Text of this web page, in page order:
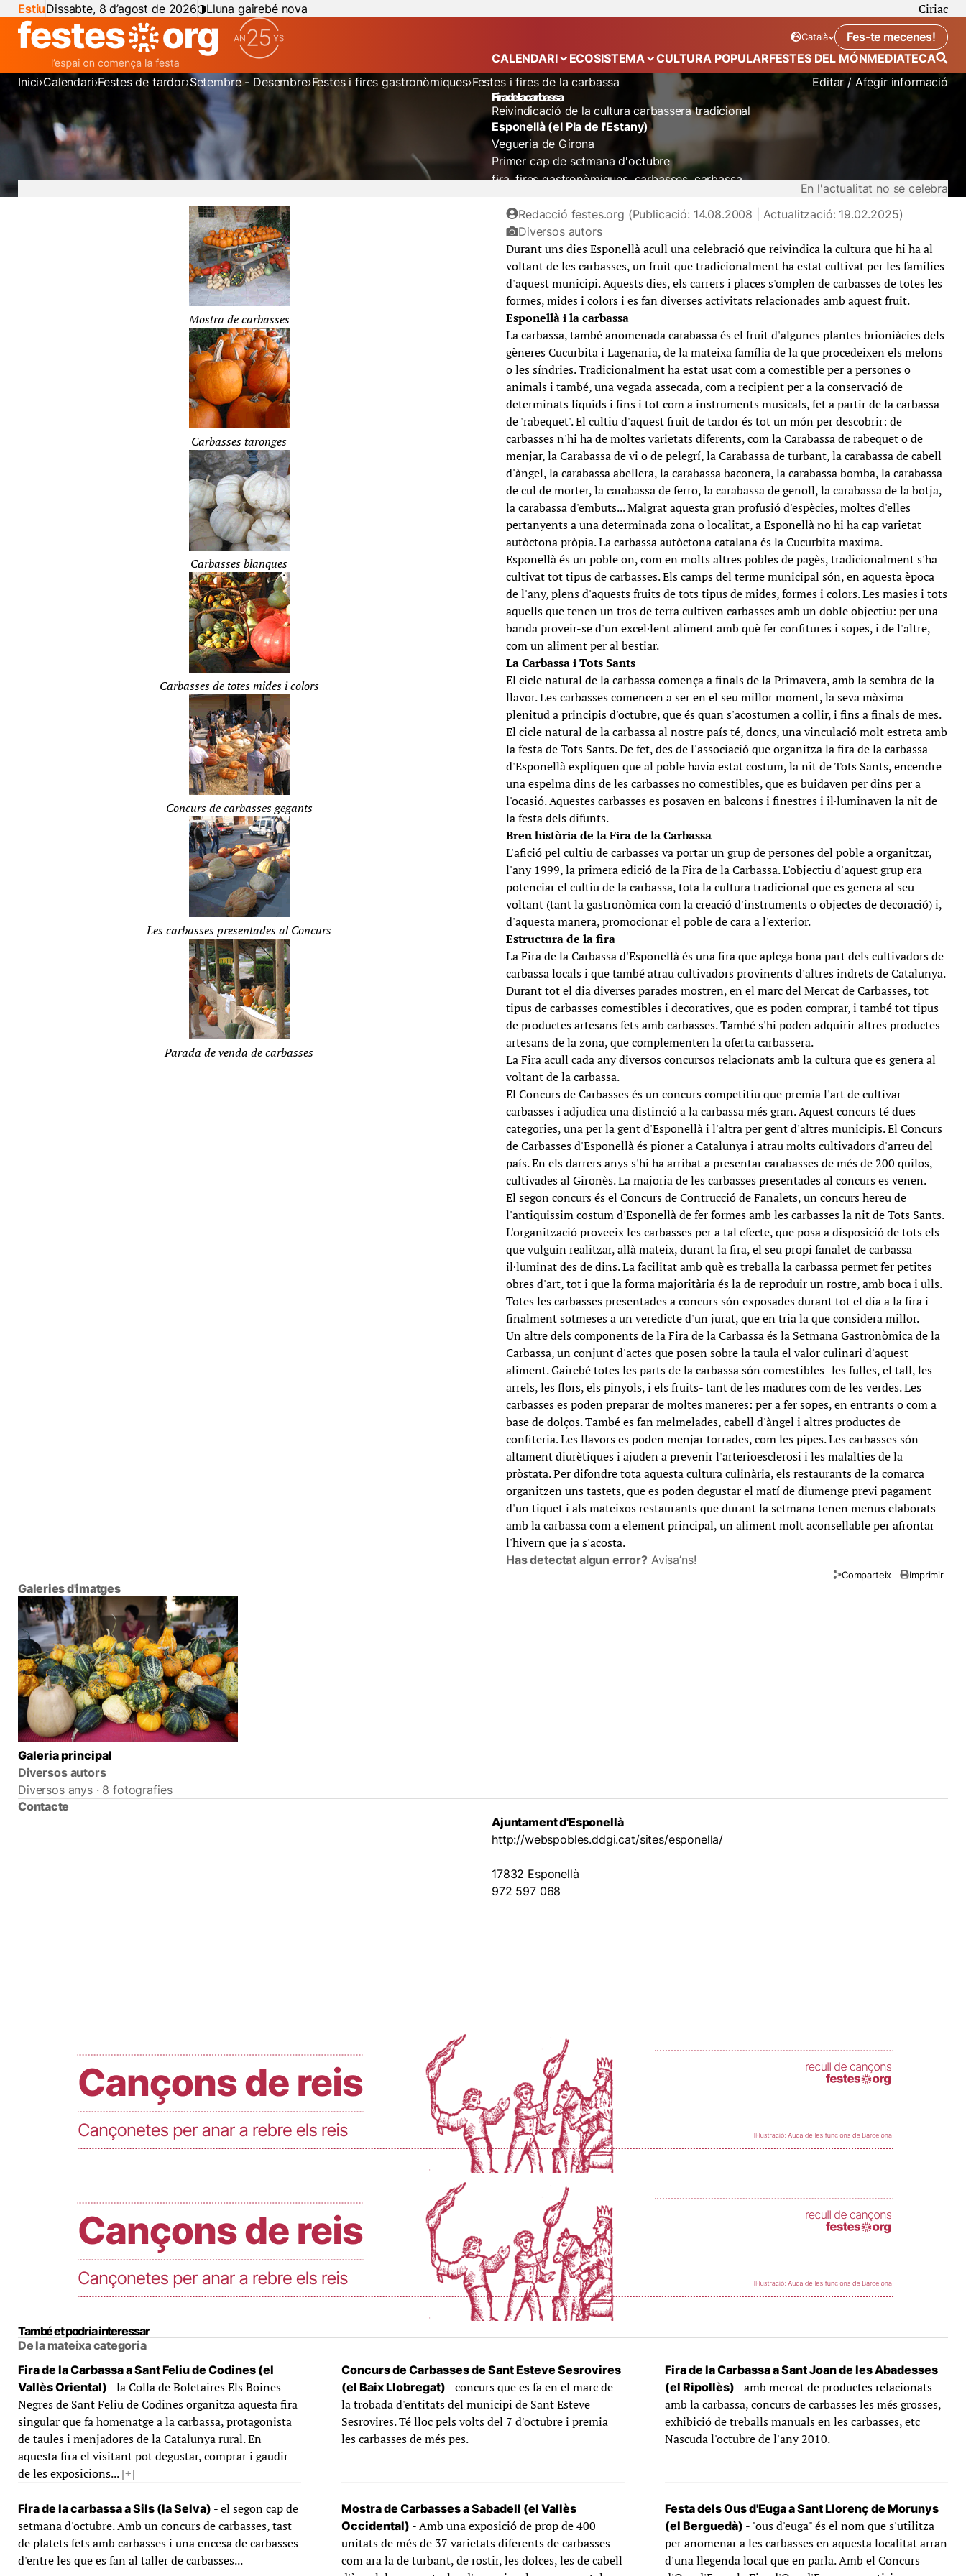
EstiuDissabte, 8 d’agost de 2026 Lluna gairebé nova Ciriac
Idioma seleccionat:
Català
. Canviar idiomaFes-te mecenes!
CALENDARI Mostra el submenú de “Calendari”
ECOSISTEMA Mostra el submenú de “Ecosistema”
CULTURA POPULARFESTES DEL MÓNMEDIATECA
Inici Calendari Festes de tardor Setembre - Desembre Festes i fires gastronòmiques Festes i fires de la carbassa
Editar / Afegir informació
Fira de la carbassa
Reivindicació de la cultura carbassera tradicional
Esponellà (el Pla de l'Estany)
Vegueria de Girona
Primer cap de setmana d'octubre
fira fires gastronòmiques carbasses carbassa
En l'actualitat no se celebra
Redacció festes.org (Publicació: 14.08.2008 | Actualització: 19.02.2025)
Diversos autors
Durant uns dies Esponellà acull una celebració que reivindica la cultura que hi ha al
voltant de les carbasses, un fruit que tradicionalment ha estat cultivat per les famílies
d'aquest municipi. Aquests dies, els carrers i places s'omplen de carbasses de totes les
formes, mides i colors i es fan diverses activitats relacionades amb aquest fruit.
Esponellà i la carbassa
La carbassa, també anomenada carabassa és el fruit d'algunes plantes brioniàcies dels
gèneres Cucurbita i Lagenaria, de la mateixa família de la que procedeixen els melons
o les síndries. Tradicionalment ha estat usat com a comestible per a persones o
animals i també, una vegada assecada, com a recipient per a la conservació de
determinats líquids i fins i tot com a instruments musicals, fet a partir de la carbassa
de 'rabequet'. El cultiu d'aquest fruit de tardor és tot un món per descobrir: de
carbasses n'hi ha de moltes varietats diferents, com la Carabassa de rabequet o de
menjar, la Carabassa de vi o de pelegrí, la Carabassa de turbant, la carabassa de cabell
d'àngel, la carabassa abellera, la carabassa baconera, la carabassa bomba, la carabassa
de cul de morter, la carabassa de ferro, la carabassa de genoll, la carabassa de la botja,
la carabassa d'embuts... Malgrat aquesta gran profusió d'espècies, moltes d'elles
pertanyents a una determinada zona o localitat, a Esponellà no hi ha cap varietat
autòctona pròpia. La carbassa autòctona catalana és la Cucurbita maxima.
Esponellà és un poble on, com en molts altres pobles de pagès, tradicionalment s'ha
cultivat tot tipus de carbasses. Els camps del terme municipal són, en aquesta època
de l'any, plens d'aquests fruits de tots tipus de mides, formes i colors. Les masies i tots
aquells que tenen un tros de terra cultiven carbasses amb un doble objectiu: per una
banda proveir-se d'un excel·lent aliment amb què fer confitures i sopes, i de l'altre,
com un aliment per al bestiar.
La Carbassa i Tots Sants
El cicle natural de la carbassa comença a finals de la Primavera, amb la sembra de la
llavor. Les carbasses comencen a ser en el seu millor moment, la seva màxima
plenitud a principis d'octubre, que és quan s'acostumen a collir, i fins a finals de mes.
El cicle natural de la carbassa al nostre país té, doncs, una vinculació molt estreta amb
la festa de Tots Sants. De fet, des de l'associació que organitza la fira de la carbassa
d'Esponellà expliquen que al poble havia estat costum, la nit de Tots Sants, encendre
una espelma dins de les carbasses no comestibles, que es buidaven per dins per a
l'ocasió. Aquestes carbasses es posaven en balcons i finestres i il·luminaven la nit de
la festa dels difunts.
Breu història de la Fira de la Carbassa
L'afició pel cultiu de carbasses va portar un grup de persones del poble a organitzar,
l'any 1999, la primera edició de la Fira de la Carbassa. L'objectiu d'aquest grup era
potenciar el cultiu de la carbassa, tota la cultura tradicional que es genera al seu
voltant (tant la gastronòmica com la creació d'instruments o objectes de decoració) i,
d'aquesta manera, promocionar el poble de cara a l'exterior.
Estructura de la fira
La Fira de la Carbassa d'Esponellà és una fira que aplega bona part dels cultivadors de
carbassa locals i que també atrau cultivadors provinents d'altres indrets de Catalunya.
Durant tot el dia diverses parades mostren, en el marc del Mercat de Carbasses, tot
tipus de carbasses comestibles i decoratives, que es poden comprar, i també tot tipus
de productes artesans fets amb carbasses. També s'hi poden adquirir altres productes
artesans de la zona, que complementen la oferta carbassera.
La Fira acull cada any diversos concursos relacionats amb la cultura que es genera al
voltant de la carbassa.
El Concurs de Carbasses és un concurs competitiu que premia l'art de cultivar
carbasses i adjudica una distinció a la carbassa més gran. Aquest concurs té dues
categories, una per la gent d'Esponellà i l'altra per gent d'altres municipis. El Concurs
de Carbasses d'Esponellà és pioner a Catalunya i atrau molts cultivadors d'arreu del
país. En els darrers anys s'hi ha arribat a presentar carabasses de més de 200 quilos,
cultivades al Gironès. La majoria de les carbasses presentades al concurs es venen.
El segon concurs és el Concurs de Contrucció de Fanalets, un concurs hereu de
l'antiquissim costum d'Esponellà de fer formes amb les carbasses la nit de Tots Sants.
L'organització proveeix les carbasses per a tal efecte, que posa a disposició de tots els
que vulguin realitzar, allà mateix, durant la fira, el seu propi fanalet de carbassa
il·luminat des de dins. La facilitat amb què es treballa la carbassa permet fer petites
obres d'art, tot i que la forma majoritària és la de reproduir un rostre, amb boca i ulls.
Totes les carbasses presentades a concurs són exposades durant tot el dia a la fira i
finalment sotmeses a un veredicte d'un jurat, que en tria la que considera millor.
Un altre dels components de la Fira de la Carbassa és la Setmana Gastronòmica de la
Carbassa, un conjunt d'actes que posen sobre la taula el valor culinari d'aquest
aliment. Gairebé totes les parts de la carbassa són comestibles -les fulles, el tall, les
arrels, les flors, els pinyols, i els fruits- tant de les madures com de les verdes. Les
carbasses es poden preparar de moltes maneres: per a fer sopes, en entrants o com a
base de dolços. També es fan melmelades, cabell d'àngel i altres productes de
confiteria. Les llavors es poden menjar torrades, com les pipes. Les carbasses són
altament diurètiques i ajuden a prevenir l'arterioesclerosi i les malalties de la
pròstata. Per difondre tota aquesta cultura culinària, els restaurants de la comarca
organitzen uns tastets, que es poden degustar el matí de diumenge previ pagament
d'un tiquet i als mateixos restaurants que durant la setmana tenen menus elaborats
amb la carbassa com a element principal, un aliment molt aconsellable per afrontar
l'hivern que ja s'acosta.
Has detectat algun error? Avisa’ns!
Comparteix Imprimir
Mostra de carbasses
Carbasses taronges
Carbasses blanques
Carbasses de totes mides i colors
Concurs de carbasses gegants
Les carbasses presentades al Concurs
Parada de venda de carbasses
Galeries d'imatges
Galeria principal
Diversos autors
Diversos anys · 8 fotografies
Contacte
Ajuntament d'Esponellà
http://webspobles.ddgi.cat/sites/esponella/
17832 Esponellà
972 597 068
També et podria interessar
De la mateixa categoria
Fira de la Carbassa a Sant Feliu de Codines (el
Vallès Oriental) - la Colla de Boletaires Els Boines
Negres de Sant Feliu de Codines organitza aquesta fira
singular que fa homenatge a la carbassa, protagonista
de taules i menjadores de la Catalunya rural. En
aquesta fira el visitant pot degustar, comprar i gaudir
de les exposicions...[+]
Concurs de Carbasses de Sant Esteve Sesrovires
(el Baix Llobregat) - concurs que es fa en el marc de
la trobada d'entitats del municipi de Sant Esteve
Sesrovires. Té lloc pels volts del 7 d'octubre i premia
les carbasses de més pes.
Fira de la Carbassa a Sant Joan de les Abadesses
(el Ripollès) - amb mercat de productes relacionats
amb la carbassa, concurs de carbasses les més grosses,
exhibició de treballs manuals en les carbasses, etc
Nascuda l'octubre de l'any 2010.
Fira de la carbassa a Sils (la Selva) - el segon cap de
setmana d'octubre. Amb un concurs de carbasses, tast
de platets fets amb carbasses i una encesa de carbasses
d'entre les que es fan al taller de carbasses...
Mostra de Carbasses a Sabadell (el Vallès
Occidental) - Amb una exposició de prop de 400
unitats de més de 37 varietats diferents de carbasses
com ara la de turbant, de rostir, les dolces, les de cabell
Festa dels Ous d'Euga a Sant Llorenç de Morunys
(el Berguedà) - "ous d'euga" és el nom que s'utilitza
per anomenar a les carbasses en aquesta localitat arran
d'una llegenda local que en parla. Amb el Concurs